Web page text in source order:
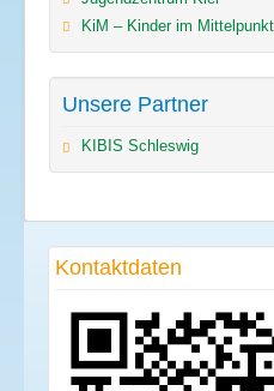
KiM – Kinder im Mittelpunkt
Unsere Partner
KIBIS Schleswig
Kontaktdaten